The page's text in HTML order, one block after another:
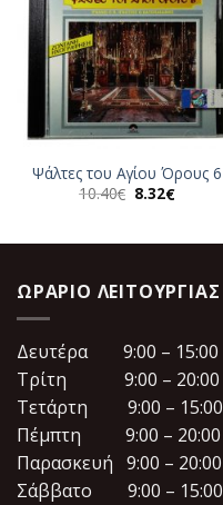
Ψάλτες του Αγίου Όρους 6
10.40€ Original
8.32€Η
8.32€.
ΩΡΆΡΙΟ ΛΕΙΤΟΥΡΓΊΑΣ
Δευτέρα 9:00 – 15:00
Τρίτη 9:00 – 20:00
Τετάρτη 9:00 – 15:00
Πέμπτη 9:00 – 20:00
Παρασκευή 9:00 – 20:00
Σάββατο 9:00 – 15:00